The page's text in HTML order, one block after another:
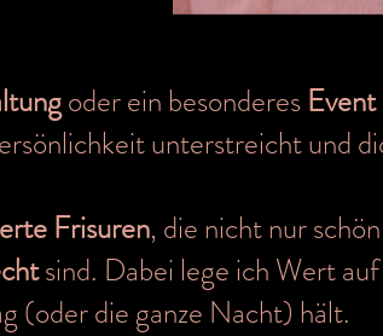
oder ein besonderesEvent
unterstreicht und
Frisuren, die nicht nur
sind. Dabei lege ich Wert
(oder die ganze Nacht) hält.